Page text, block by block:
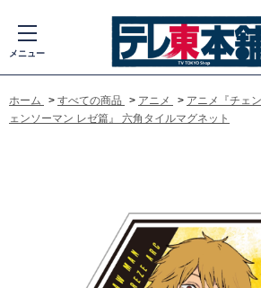
メニュー
ホーム > すべての商品 > アニメ > アニメ『チェ
ェンソーマン レゼ篇』 六角タイルマグネット